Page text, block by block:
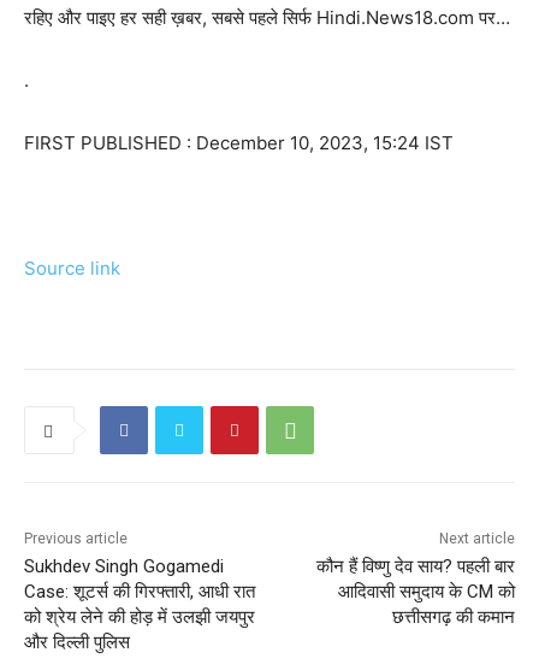
रहिए और पाइए हर सही ख़बर, सबसे पहले सिर्फ Hindi.News18.com पर…
.
FIRST PUBLISHED : December 10, 2023, 15:24 IST
Source link
Previous article
Sukhdev Singh Gogamedi
Case: शूटर्स की गिरफ्तारी, आधी रात
को श्रेय लेने की होड़ में उलझी जयपुर
और दिल्ली पुलिस
Next article
कौन हैं विष्णु देव साय? पहली बार
आदिवासी समुदाय के CM को
छत्तीसगढ़ की कमान